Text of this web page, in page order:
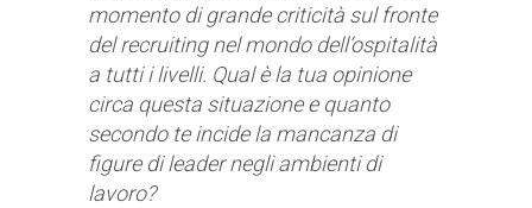
momento di grande criticità sul fronte
del recruiting nel mondo dell’ospitalità
a tutti i livelli. Qual è la tua opinione
circa questa situazione e quanto
secondo te incide la mancanza di
figure di leader negli ambienti di
lavoro?